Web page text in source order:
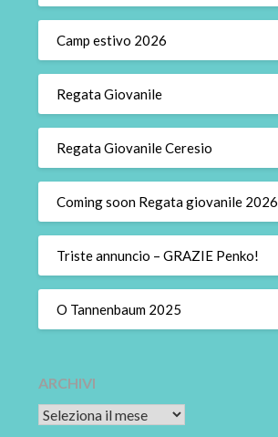
Camp estivo 2026
Regata Giovanile
Regata Giovanile Ceresio
Coming soon Regata giovanile 2026
Triste annuncio – GRAZIE Penko!
O Tannenbaum 2025
ARCHIVI
Archivi